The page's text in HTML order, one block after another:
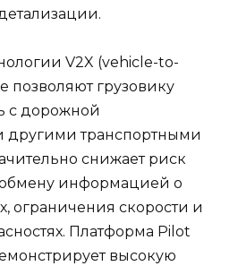
V2X (vehicle-to-
позволяют грузовику
с дорожной
другими транспортными
снижает риск
информацией о
ограничения скорости и
Платформа Pilot
высокую